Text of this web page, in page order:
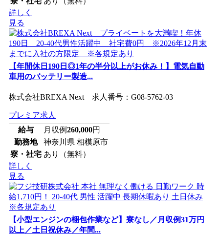
詳しく
見る
【年間休日190日◎1年の半分以上がお休み！】電気自動
車用のバッテリー製造...
株式会社BREXA Next 求人番号：G08-5762-03
プレミア求人
給与
月収例260,000円
勤務地
神奈川県 相模原市
寮・社宅 あり（無料）
詳しく
見る
【小型エンジンの梱包作業など】寮なし／月収例31万円
以上／土日祝休み／年間...